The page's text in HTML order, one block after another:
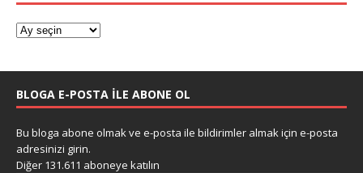
BLOGA E-POSTA ILE ABONE OL
Bu bloga abone olmak ve e-posta ile bildirimler almak için e-posta
adresinizi girin.
Diğer 131.611 aboneye katılın